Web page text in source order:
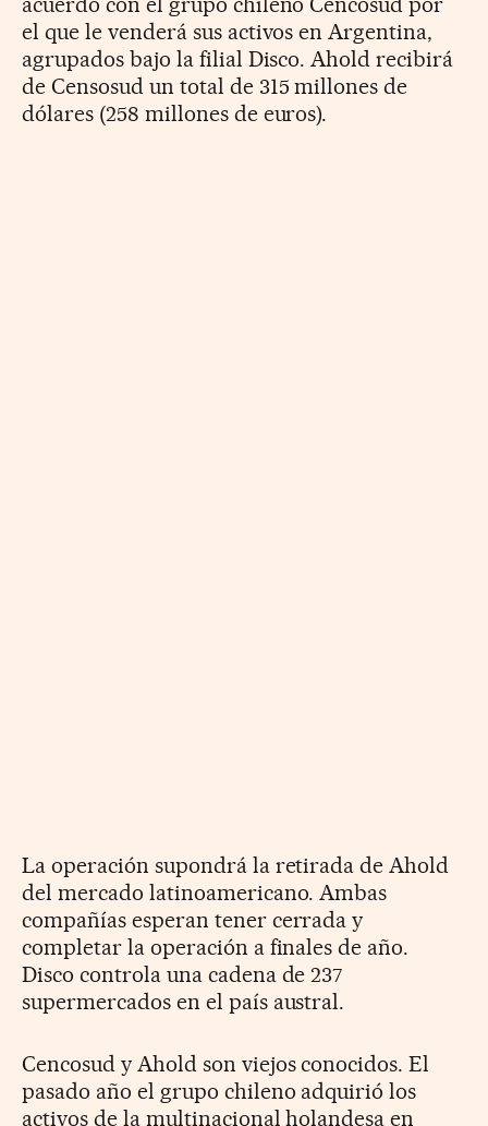
el que le venderá sus activos en Argentina,
agrupados bajo la filial Disco. Ahold recibirá
de Censosud un total de 315 millones de
dólares (258 millones de euros).
La operación supondrá la retirada de Ahold
del mercado latinoamericano. Ambas
compañías esperan tener cerrada y
completar la operación a finales de año.
Disco controla una cadena de 237
supermercados en el país austral.
Cencosud y Ahold son viejos conocidos. El
pasado año el grupo chileno adquirió los
activos de la multinacional holandesa en